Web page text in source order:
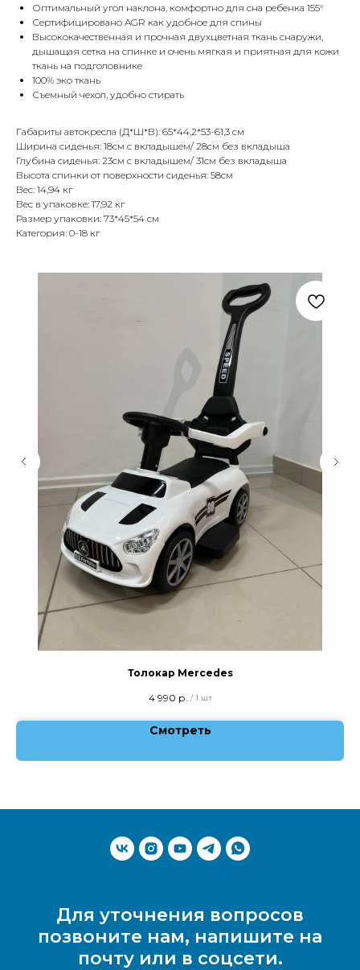
Оптимальный угол наклона, комфортно для сна ребенка 155°
Сертифицировано AGR как удобное для спины
Высококачественная и прочная двухцветная ткань снаружи,
дышащая сетка на спинке и очень мягкая и приятная для кожи
ткань на подголовнике
100% эко ткань
Съемный чехол, удобно стирать
Габариты автокресла (Д*Ш*В): 65*44,2*53-61,3 см
Ширина сиденья: 18см с вкладышем/ 28см без вкладыша
Глубина сиденья: 23см с вкладышем/ 31см без вкладыша
Высота спинки от поверхности сиденья: 58см
Вес: 14,94 кг
Вес в упаковке: 17,92 кг
Размер упаковки: 73*45*54 см
Категория: 0-18 кг
Толокар Mercedes
4 990 р. / 1 шт
Смотреть
Для уточнения вопросов
позвоните нам, напишите на
почту или в соцсети.